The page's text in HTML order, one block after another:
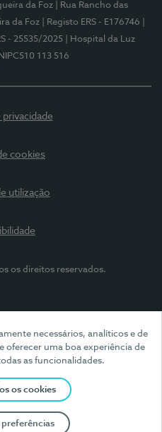
necessários, analíticos e de
oferecer uma boa experiência de
as funcionalidades.
os cookies
da Foz
| Rua Rancho das
da Foz
| Registo ERS - E176746
- 25535/2025
| Hospital da Luz
NIPC510 113 516
privacidade
cookies
utilização
os direitos reservados.